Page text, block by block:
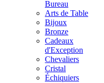
Bureau
Arts de Table
Bijoux
Bronze
Cadeaux
d'Exception
Chevaliers
Cristal
Échiquiers